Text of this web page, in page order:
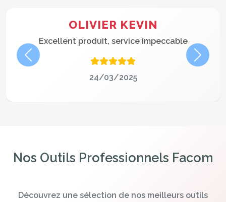
OLIVIER KEVIN
Excellent produit, service impeccable
24/03/2025
Précédent
Nos Outils Professionnels Facom
Découvrez une sélection de nos meilleurs outils